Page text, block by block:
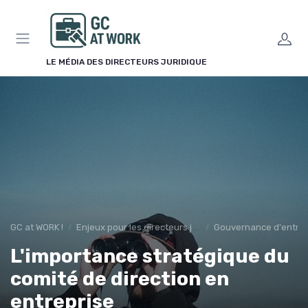
LE MÉDIA DES DIRECTEURS JURIDIQUE
GC at WORK ! Enjeux pour les directeurs juridiques Gouvernance
L'importance stratégique du
comité de direction en
entreprise